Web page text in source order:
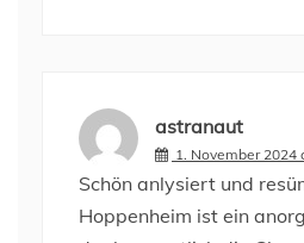
astranaut
1. November 2024
Schön anlysiert und
Hoppenheim ist ein